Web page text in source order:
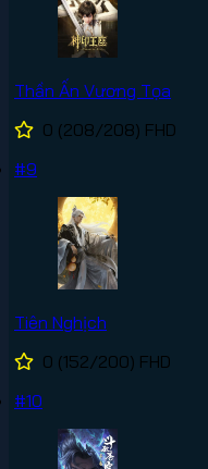
Thần Ấn Vương Tọa
0 (208/208) FHD
#9
Tiên Nghịch
0 (152/200) FHD
#10